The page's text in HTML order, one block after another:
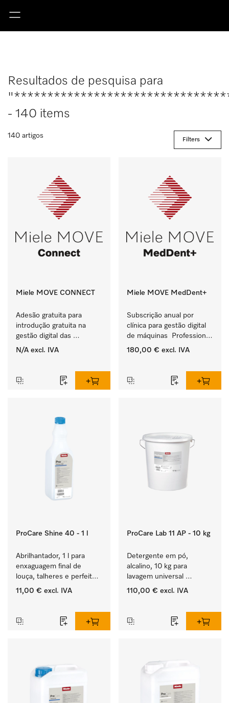
Resultados de pesquisa para
- 140 items
140 artigos
Filters
Miele MOVE CONNECT
Adesão gratuita para
introdução gratuita na
gestão digital das
máquinas
N/A excl. IVA
Miele MOVE MedDent+
Subscrição anual por
clínica para gestão digital
de máquinas  Professional
com documentação do
180,00 € excl. IVA
ProCare Shine 40 - 1 l
Abrilhantador, 1 l para
enxaguagem final de
louça, talheres e perfeito
para copos.
11,00 € excl. IVA
ProCare Lab 11 AP - 10 kg
Detergente em pó,
alcalino, 10 kg para
lavagem universal
mecânica de vidraria e
110,00 € excl. IVA